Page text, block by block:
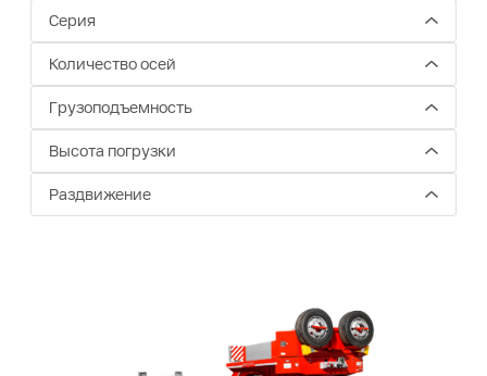
Серия
Количество осей
Грузоподъемность
Высота погрузки
Раздвижение